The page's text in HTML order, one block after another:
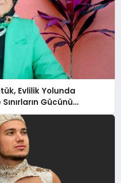
Evlilik Yolunda
Gücünü